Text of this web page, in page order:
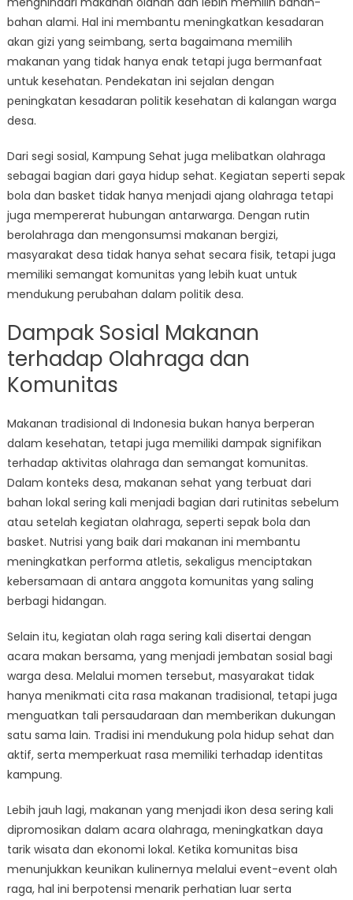
bahan alami. Hal ini membantu meningkatkan kesadaran
akan gizi yang seimbang, serta bagaimana memilih
makanan yang tidak hanya enak tetapi juga bermanfaat
untuk kesehatan. Pendekatan ini sejalan dengan
peningkatan kesadaran politik kesehatan di kalangan warga
desa.
Dari segi sosial, Kampung Sehat juga melibatkan olahraga
sebagai bagian dari gaya hidup sehat. Kegiatan seperti sepak
bola dan basket tidak hanya menjadi ajang olahraga tetapi
juga mempererat hubungan antarwarga. Dengan rutin
berolahraga dan mengonsumsi makanan bergizi,
masyarakat desa tidak hanya sehat secara fisik, tetapi juga
memiliki semangat komunitas yang lebih kuat untuk
mendukung perubahan dalam politik desa.
Dampak Sosial Makanan
terhadap Olahraga dan
Komunitas
Makanan tradisional di Indonesia bukan hanya berperan
dalam kesehatan, tetapi juga memiliki dampak signifikan
terhadap aktivitas olahraga dan semangat komunitas.
Dalam konteks desa, makanan sehat yang terbuat dari
bahan lokal sering kali menjadi bagian dari rutinitas sebelum
atau setelah kegiatan olahraga, seperti sepak bola dan
basket. Nutrisi yang baik dari makanan ini membantu
meningkatkan performa atletis, sekaligus menciptakan
kebersamaan di antara anggota komunitas yang saling
berbagi hidangan.
Selain itu, kegiatan olah raga sering kali disertai dengan
acara makan bersama, yang menjadi jembatan sosial bagi
warga desa. Melalui momen tersebut, masyarakat tidak
hanya menikmati cita rasa makanan tradisional, tetapi juga
menguatkan tali persaudaraan dan memberikan dukungan
satu sama lain. Tradisi ini mendukung pola hidup sehat dan
aktif, serta memperkuat rasa memiliki terhadap identitas
kampung.
Lebih jauh lagi, makanan yang menjadi ikon desa sering kali
dipromosikan dalam acara olahraga, meningkatkan daya
tarik wisata dan ekonomi lokal. Ketika komunitas bisa
menunjukkan keunikan kulinernya melalui event-event olah
raga, hal ini berpotensi menarik perhatian luar serta